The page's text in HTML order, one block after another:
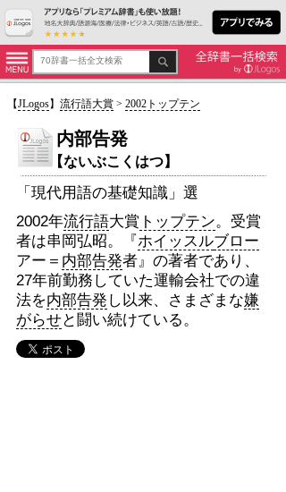
【JLogos】 流行語大賞> 2002トップテン
内部告発
【ないぶこくはつ】
「現代用語の基礎知識」選
2002年流行語大賞 トップテン。受賞
者は串岡弘昭。『ホイッスルブロー
アー＝ 内部告発者』の著者であり、
27年前勤務していた運輸会社での違
法を内部告発 し以来、さまざまな嫌
がらせと闘い続けている。